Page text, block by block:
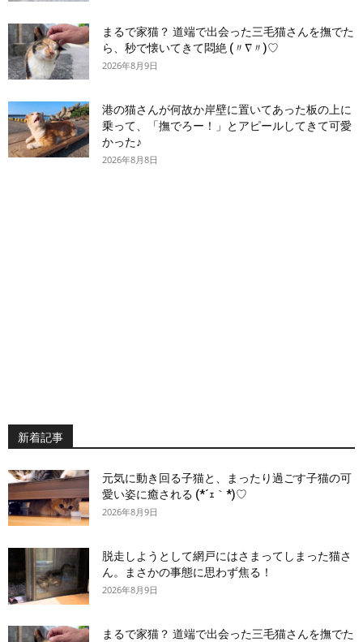
まるで家猫？ 道端で出会った三毛猫さんを撫でた
ら、秒で懐いてきて悶絶 (〃∇〃)♡
2026年8月9日
港の猫さんが何故か岸壁に置いてあった板の上に
乗って、「撫でろー！」とアピールしてきて可愛
かった♪
2026年8月8日
新着記事
元気に動き回る子猫と、まったり過ごす子猫の可
愛い姿に癒される (*´ｪ｀*)♡
2026年8月9日
脱走しようとして網戸にはさまってしまった猫さ
ん。まさかの事態に思わず焦る！
2026年8月9日
まるで家猫？ 道端で出会った三毛猫さんを撫でた